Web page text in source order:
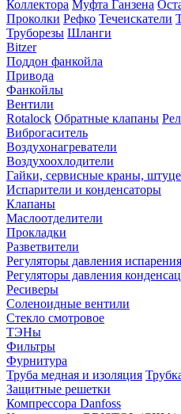
Коллектора Муфта Ганзена
Проколки Рефко Течеискатели
Труборезы Шланги
Bitzer
Поддон фанкойла
Привода
Фанкойлы
Вентили
Rotalock Обратные клапаны
Виброгаситель
Воздухонагреватели
Воздухоохлодители
Гайки, сервисные краны,
Испарители и конденсаторы
Клапаны
Маслоотделители
Прокладки
Разветвители
Регуляторы давления испарения
Регуляторы давления
Ресиверы
Соленоидные вентили
Стекло смотровое
ТЭНы
Фильтры
Фурнитура
Труба медная и изоляция
Защитные решетки
Компрессора Danfoss